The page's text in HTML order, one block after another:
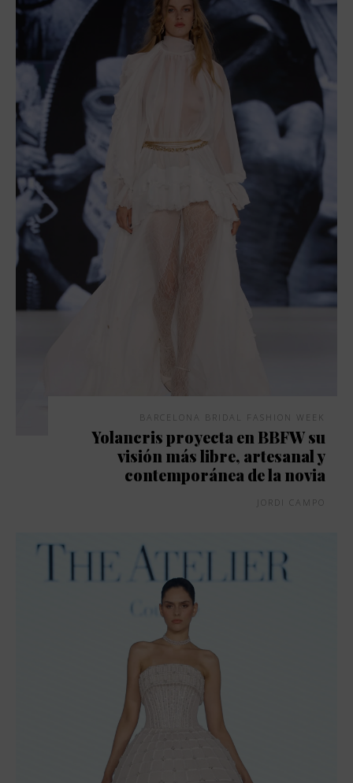
BARCELONA BRIDAL FASHION WEEK
Yolancris proyecta en BBFW su
visión más libre, artesanal y
contemporánea de la novia
JORDI CAMPO